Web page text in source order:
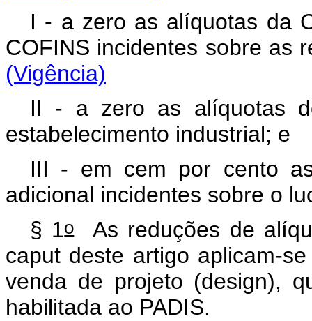
I - a zero as alíquotas da
COFINS incidentes sobre
(Vigência)
II - a zero as alíquotas
estabelecimento
III - em cem por cento
adicional incidentes sobre
§ 1oAs reduções de
caput deste artigo aplicam-
venda de projeto (design),
habilitada ao PADIS.